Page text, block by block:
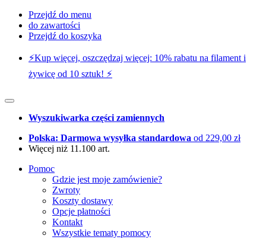
Przejdź do menu
do zawartości
Przejdź do koszyka
⚡️Kup więcej, oszczędzaj więcej: 10% rabatu na filament i
żywicę od 10 sztuk! ⚡️
Wyszukiwarka części zamiennych
Polska: Darmowa wysyłka standardowa od 229,00 zł
Więcej niż 11.100 art.
Pomoc
Gdzie jest moje zamówienie?
Zwroty
Koszty dostawy
Opcje płatności
Kontakt
Wszystkie tematy pomocy